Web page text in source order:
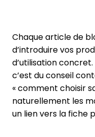
Chaque article de
d’introduire vos
d’utilisation
c’est du conseil
« comment choisir
naturellement les
un lien vers la fiche